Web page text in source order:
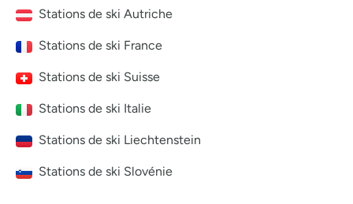
Stations de ski Autriche
Stations de ski France
Stations de ski Suisse
Stations de ski Italie
Stations de ski Liechtenstein
Stations de ski Slovénie